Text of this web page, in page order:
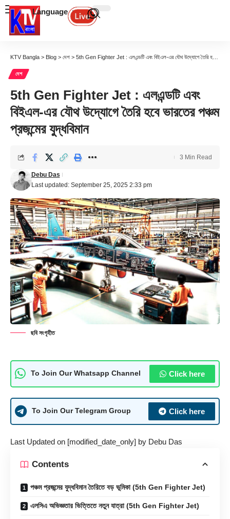
Language
KTV Bangla > Blog > দেশ > 5th Gen Fighter Jet : এলএন্ডটি এবং বিইএল-এর যৌথ উদ্যোগে তৈরি হবে ভারতের পঞ্চম প্রজন্মের যুদ্ধবিমান
দেশ
5th Gen Fighter Jet : এলএন্ডটি এবং
বিইএল-এর যৌথ উদ্যোগে তৈরি হবে ভারতের পঞ্চম
প্রজন্মের যুদ্ধবিমান
Last updated: September 25, 2025 2:33 pm
Debu Das
3 Min Read
ছবি সংগৃহীত
To Join Our Whatsapp Channel Click here
To Join Our Telegram Group Click here
Last Updated on [modified_date_only] by Debu Das
Contents
পঞ্চম প্রজন্মের যুদ্ধবিমান তৈরিতে বড় ভূমিকা (5th Gen Fighter Jet)
এলসিএ অভিজ্ঞতার ভিত্তিতে নতুন যাত্রা (5th Gen Fighter Jet)